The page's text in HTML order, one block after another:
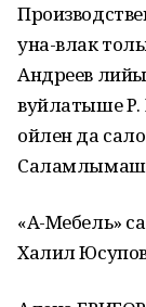
уна-влак
Андреев
вуйлатыше
ойлен да
«А-Мебель»
Халил